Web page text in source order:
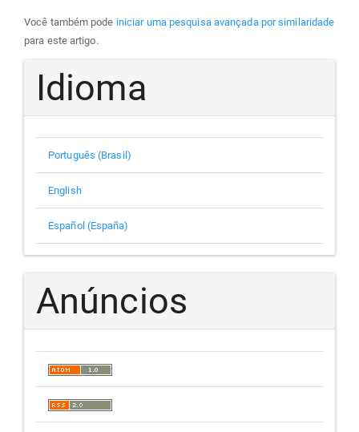
Você também pode iniciar uma pesquisa avançada por similaridade
para este artigo.
Idioma
Português (Brasil)
English
Español (España)
Anúncios